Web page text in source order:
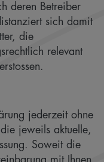
deren Betreiber
sich damit
die
relevant
jederzeit ohne
jeweils aktuelle,
Soweit die
mit Ihnen